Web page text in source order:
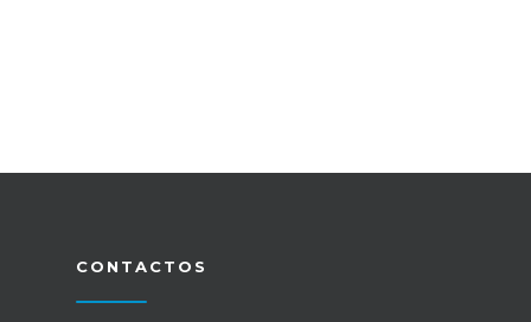
CONTACTOS